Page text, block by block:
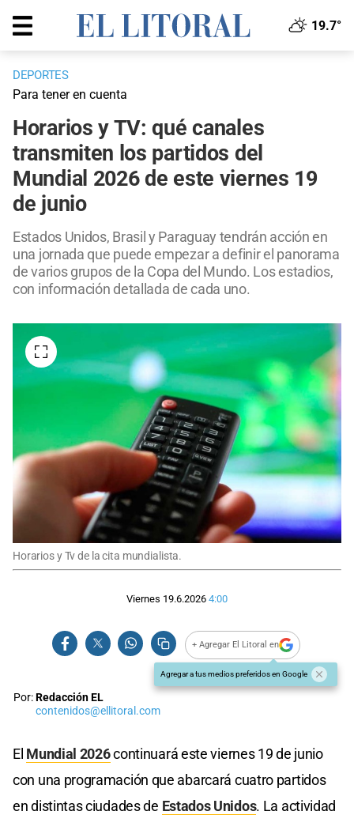
19.7°
DEPORTES
Para tener en cuenta
Horarios y TV: qué canales
transmiten los partidos del
Mundial 2026 de este viernes 19
de junio
Estados Unidos, Brasil y Paraguay tendrán acción en
una jornada que puede empezar a definir el panorama
de varios grupos de la Copa del Mundo. Los estadios,
con información detallada de cada uno.
Horarios y Tv de la cita mundialista.
Viernes 19.6.2026 4:00
+ Agregar El Litoral en
Agregar a tus medios preferidos en Google
Por:Redacción EL
contenidos@ellitoral.com
El Mundial 2026continuará este viernes 19 de junio
con una programación que abarcará cuatro partidos
en distintas ciudades de Estados Unidos. La actividad